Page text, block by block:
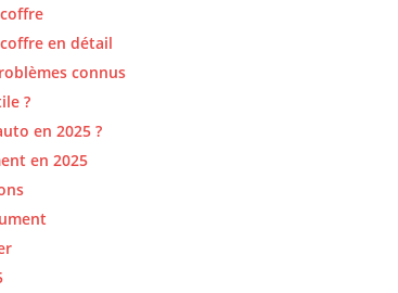
en détail
connus
?
en 2025 ?
en 2025